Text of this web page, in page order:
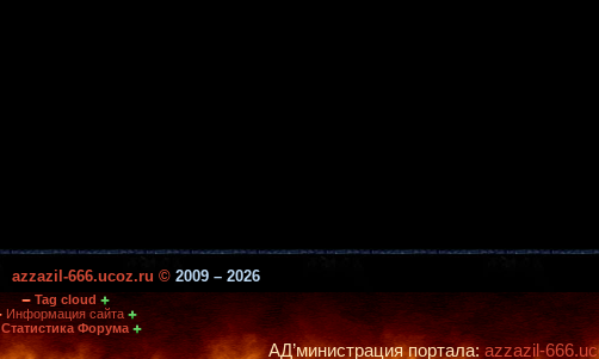
azzazil-666.ucoz.ru ©2009 – 2026
Tag cloud
Информация сайта
Статистика Форума
АД’министрация портала:azzazil-666.ucoz.ru– Не